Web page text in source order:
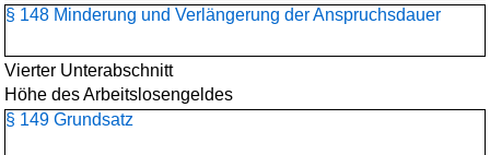
§ 148 Minderung und Verlängerung der Anspruchsdauer
Vierter Unterabschnitt
Höhe des Arbeitslosengeldes
§ 149 Grundsatz